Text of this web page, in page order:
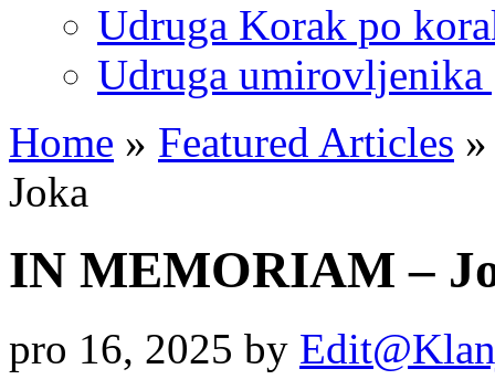
Udruga Korak po
Udruga umirovljenika
Home » Featured Articles »
Joka
IN MEMORIAM –
pro 16, 2025 by